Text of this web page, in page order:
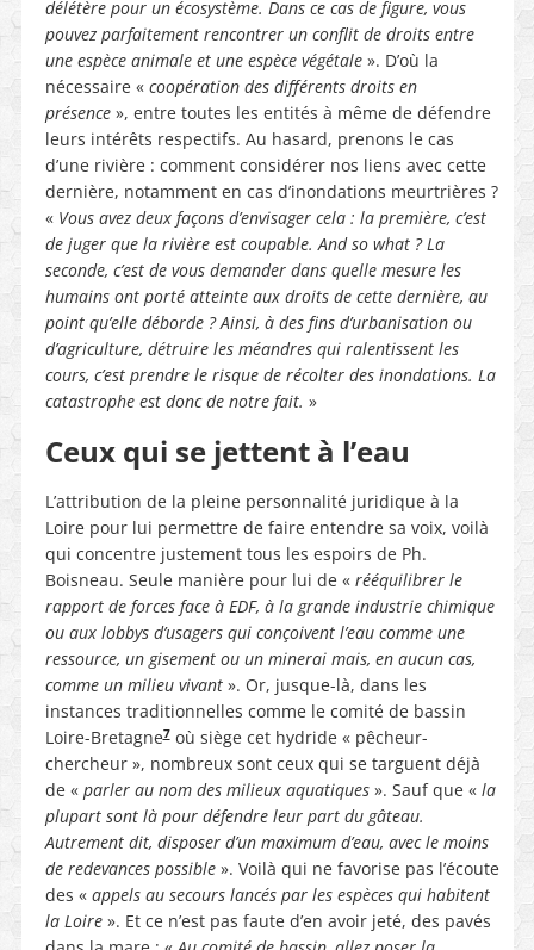
délétère pour un écosystème. Dans ce cas de figure, vous
pouvez parfaitement rencontrer un conflit de droits entre
une espèce animale et une espèce végétale». D’où la
nécessaire « coopération des différents droits en
présence », entre toutes les entités à même de défendre
leurs intérêts respectifs. Au hasard, prenons le cas
d’une rivière : comment considérer nos liens avec cette
dernière, notamment en cas d’inondations meurtrières ?
« Vous avez deux façons d’envisager cela : la première, c’est
de juger que la rivière est coupable. And so what ? La
seconde, c’est de vous demander dans quelle mesure les
humains ont porté atteinte aux droits de cette dernière, au
point qu’elle déborde ? Ainsi, à des fins d’urbanisation ou
d’agriculture, détruire les méandres qui ralentissent les
cours, c’est prendre le risque de récolter des inondations. La
catastrophe est donc de notre fait. »
Ceux qui se jettent à l’eau
L’attribution de la pleine personnalité juridique à la
Loire pour lui permettre de faire entendre sa voix, voilà
qui concentre justement tous les espoirs de Ph.
Boisneau. Seule manière pour lui de « rééquilibrer le
rapport de forces face à EDF, à la grande industrie chimique
ou aux lobbys d’usagers qui conçoivent l’eau comme une
ressource, un gisement ou un minerai mais, en aucun cas,
comme un milieu vivant». Or, jusque-là, dans les
instances traditionnelles comme le comité de bassin
Loire-Bretagne7où siège cet hydride « pêcheur-
chercheur », nombreux sont ceux qui se targuent déjà
de «parler au nom des milieux aquatiques ». Sauf que « la
plupart sont là pour défendre leur part du gâteau.
Autrement dit, disposer d’un maximum d’eau, avec le moins
de redevances possible». Voilà qui ne favorise pas l’écoute
des « appels au secours lancés par les espèces qui habitent
la Loire». Et ce n’est pas faute d’en avoir jeté, des pavés